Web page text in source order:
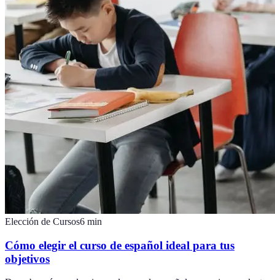
Elección de Cursos6 min
Cómo elegir el curso de español ideal para tus
objetivos